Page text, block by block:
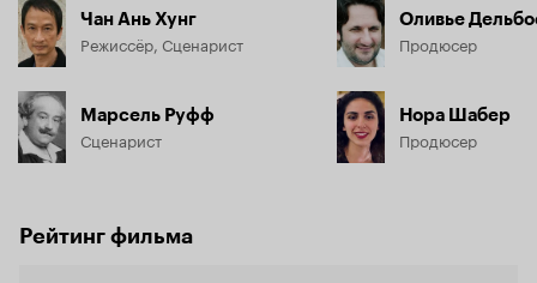
Чан Ань Хунг
Режиссёр, Сценарист
Марсель Руфф
Сценарист
Оливье
Продюсер
Нора Шабер
Продюсер
Рейтинг фильма